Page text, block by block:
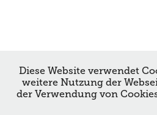
Diese Website verwendet
weitere Nutzung der
der Verwendung von